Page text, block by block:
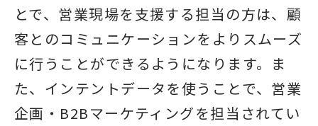
とで、営業現場を支援する担当の方は、顧
客とのコミュニケーションをよりスムーズ
に行うことができるようになります。ま
た、インテントデータを使うことで、営業
企画・B2Bマーケティングを担当されてい